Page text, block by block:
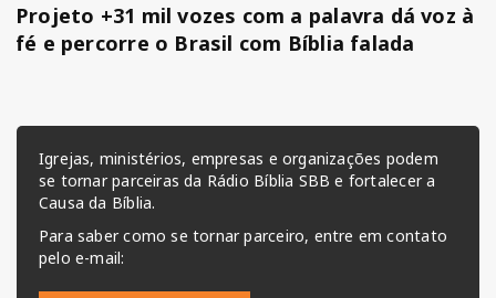
Projeto +31 mil vozes com a palavra dá voz à
fé e percorre o Brasil com Bíblia falada
Igrejas, ministérios, empresas e organizações podem
se tornar parceiras da Rádio Bíblia SBB e fortalecer a
Causa da Bíblia.
Para saber como se tornar parceiro, entre em contato
pelo e-mail: